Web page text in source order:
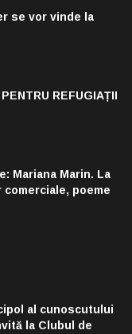
se vor vinde la
REFUGIAȚII
Mariana Marin. La
poeme
al cunoscutului
la Clubul de